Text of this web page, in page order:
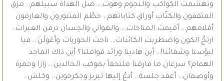
وتهشمت الكواكب والنجوم وهوت… ضل الهداة سبيلهم.. مزّق
المثقفون والكتّاب أوراق كتاباتهم.. حطّم المتنورون والعارفون
أقلامهم… أقيمت المناحات… والغواني والحِسان ذرفن العبرات..
ارتجَّ الكون واضطربت الكائنات… ناحت الحوريات وأعَولْنَ… فيا
لبؤسنا وشقائنا!… أين هادينا ورائد قوافلنا؟ أين ذاك الماجد
الهمام؟ سرعان ما فارقنا ملتحقاً بموكب الخالدين… زازا وحمزة
وأوصمان… أعقد جلسة.. أدعُ إليها تيريز وجكرخوين.. وكلش..